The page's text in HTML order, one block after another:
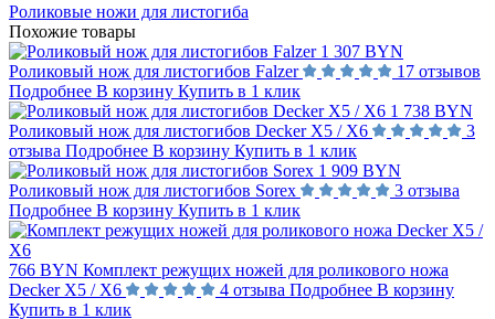
Роликовые ножи для листогиба
Похожие товары
1 307 BYN
Роликовый нож для листогибов Falzer
17 отзывов
Подробнее В корзину Купить в 1 клик
1 738 BYN
Роликовый нож для листогибов Decker Х5 / Х6
3
отзыва Подробнее В корзину Купить в 1 клик
1 909 BYN
Роликовый нож для листогибов Sorex
3 отзыва
Подробнее В корзину Купить в 1 клик
766 BYN Комплект режущих ножей для роликового ножа
Decker Х5 / Х6
4 отзыва Подробнее В корзину
Купить в 1 клик